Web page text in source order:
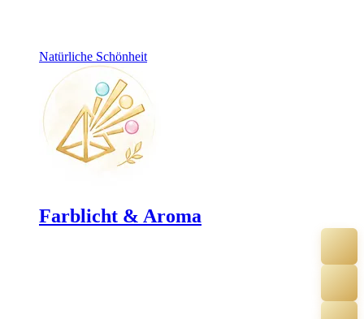
Natürliche Schönheit
Farblicht & Aroma